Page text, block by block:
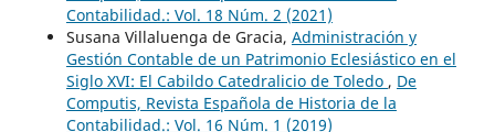
Contabilidad.: Vol. 18 Núm. 2 (2021)
Susana Villaluenga de Gracia, Administración y
Gestión Contable de un Patrimonio Eclesiástico en el
Siglo XVI: El Cabildo Catedralicio de Toledo , De
Computis, Revista Española de Historia de la
Contabilidad.: Vol. 16 Núm. 1 (2019)